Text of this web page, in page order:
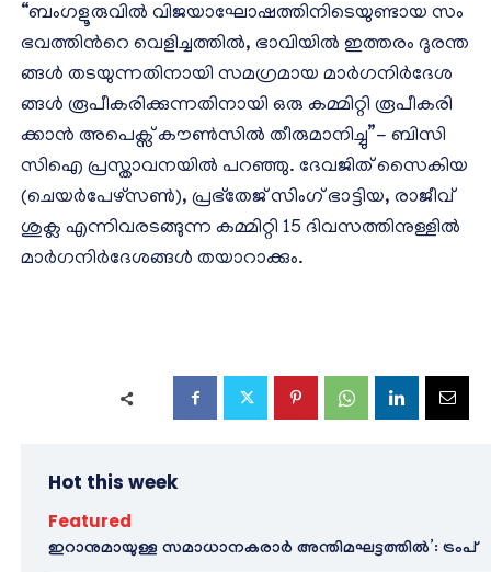
“ബം​​ഗ​​ളൂ​​രു​​വി​​ൽ വി​​ജ​​യാ​​ഘോ​​ഷ​​ത്തി​​നി​​ടെ​​യു​​ണ്ടാ​​യ സം​​
ഭ​​വ​​ത്തി​​ന്‍റെ വെ​​ളി​​ച്ച​​ത്തി​​ൽ, ഭാ​​വി​​യി​​ൽ ഇ​​ത്ത​​രം ദു​​ര​​ന്ത​​
ങ്ങ​​ൾ ത​​ട​​യു​​ന്ന​​തി​​നാ​​യി സ​​മ​​ഗ്ര​​മാ​​യ മാ​​ർ​​ഗ​​നി​​ർ​​ദേ​​ശ​​
ങ്ങ​​ൾ രൂ​​പീ​​ക​​രി​​ക്കു​​ന്ന​​തി​​നാ​​യി ഒ​​രു ക​​മ്മി​​റ്റി രൂ​​പീ​​ക​​രി​​
ക്കാ​​ൻ അ​​പെ​​ക്സ് കൗ​​ണ്‍​സി​​ൽ തീ​​രു​​മാ​​നി​​ച്ചു”- ബി​​സി​​
സി​​ഐ പ്ര​​സ്താ​​വ​​ന​​യി​​ൽ പ​​റ​​ഞ്ഞു. ദേ​​വ​​ജി​​ത് സൈ​​കി​​യ
(ചെ​​യ​​ർ​​പേ​​ഴ്സ​​ണ്‍), പ്ര​​ഭ്തേ​​ജ് സിം​​ഗ് ഭാ​​ട്ടി​​യ, രാ​​ജീ​​വ്
ശു​​ക്ല എ​​ന്നി​​വ​​ര​​ട​​ങ്ങു​​ന്ന ക​​മ്മി​​റ്റി 15 ദി​​വ​​സ​​ത്തി​​നു​​ള്ളി​​ൽ
മാ​​ർ​​ഗ​​നി​​ർ​​ദേ​​ശ​​ങ്ങ​​ൾ ത​​യാ​​റാ​​ക്കും.
Hot this week
Featured
ഇറാനുമായുള്ള സമാധാനകരാർ അന്തിമഘട്ടത്തിൽ‌’: ട്രംപ്